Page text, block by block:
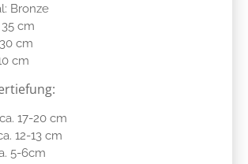
Bronze
cm
cm
cm
17-20 cm
12-13 cm
5-6cm